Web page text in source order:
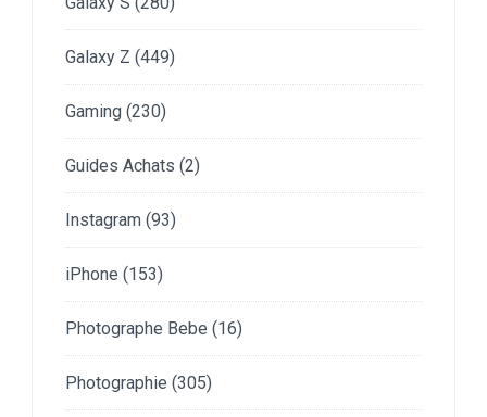
Galaxy Z (449)
Gaming (230)
Guides Achats (2)
Instagram (93)
iPhone (153)
Photographe Bebe (16)
Photographie (305)